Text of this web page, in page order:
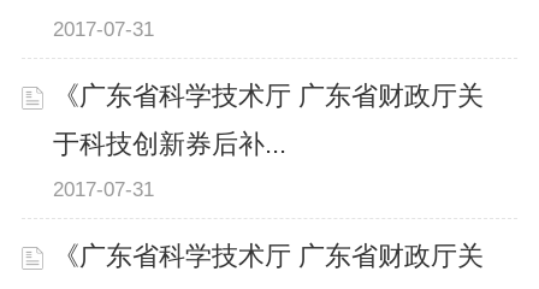
2017-07-31
《广东省科学技术厅 广东省财政厅关
于科技创新券后补...
2017-07-31
《广东省科学技术厅 广东省财政厅关